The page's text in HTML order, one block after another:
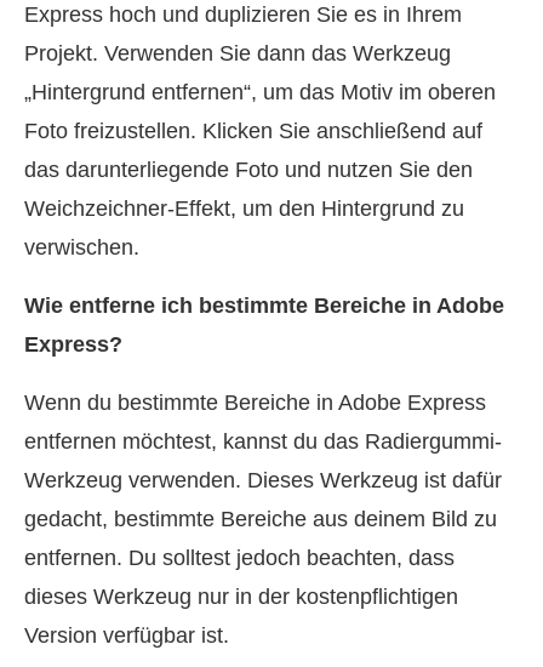
Express hoch und duplizieren Sie es in Ihrem
Projekt. Verwenden Sie dann das Werkzeug
„Hintergrund entfernen“, um das Motiv im oberen
Foto freizustellen. Klicken Sie anschließend auf
das darunterliegende Foto und nutzen Sie den
Weichzeichner-Effekt, um den Hintergrund zu
verwischen.
Wie entferne ich bestimmte Bereiche in Adobe
Express?
Wenn du bestimmte Bereiche in Adobe Express
entfernen möchtest, kannst du das Radiergummi-
Werkzeug verwenden. Dieses Werkzeug ist dafür
gedacht, bestimmte Bereiche aus deinem Bild zu
entfernen. Du solltest jedoch beachten, dass
dieses Werkzeug nur in der kostenpflichtigen
Version verfügbar ist.